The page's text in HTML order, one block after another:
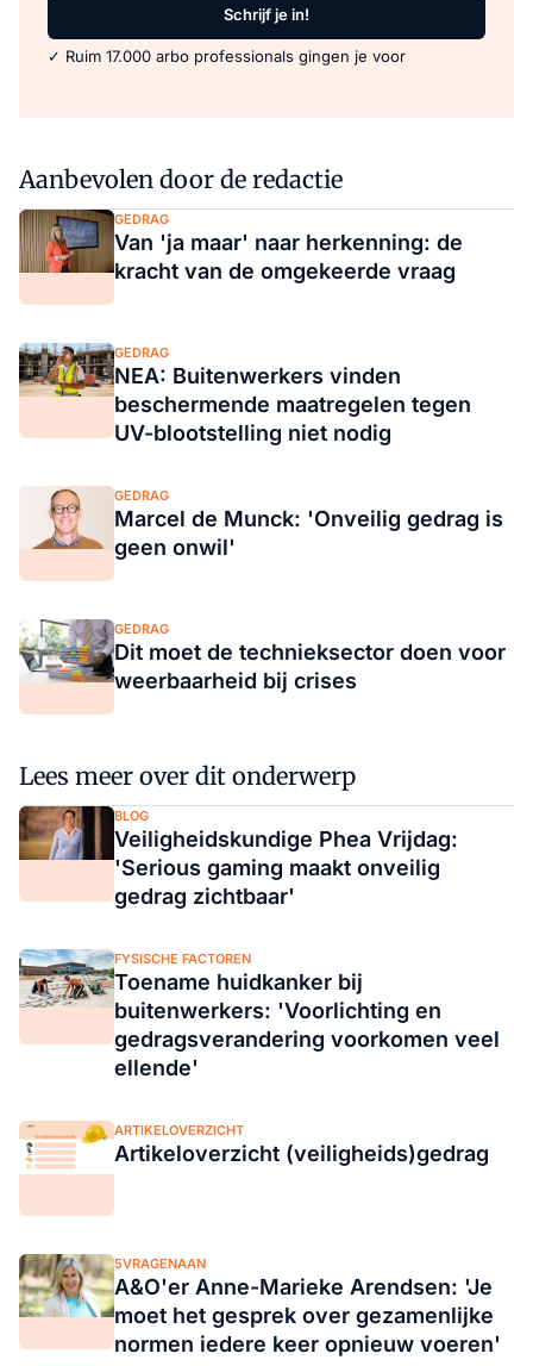
Schrijf je in!
✓ Ruim 17.000 arbo professionals gingen je voor
Aanbevolen door de redactie
GEDRAG
Van 'ja maar' naar herkenning: de
kracht van de omgekeerde vraag
GEDRAG
NEA: Buitenwerkers vinden
beschermende maatregelen tegen
UV-blootstelling niet nodig
GEDRAG
Marcel de Munck: 'Onveilig gedrag is
geen onwil'
GEDRAG
Dit moet de technieksector doen voor
weerbaarheid bij crises
Lees meer over dit onderwerp
BLOG
Veiligheidskundige Phea Vrijdag:
'Serious gaming maakt onveilig
gedrag zichtbaar'
FYSISCHE FACTOREN
Toename huidkanker bij
buitenwerkers: 'Voorlichting en
gedragsverandering voorkomen veel
ellende'
ARTIKELOVERZICHT
Artikeloverzicht (veiligheids)gedrag
5VRAGENAAN
A&O'er Anne-Marieke Arendsen: 'Je
moet het gesprek over gezamenlijke
normen iedere keer opnieuw voeren'